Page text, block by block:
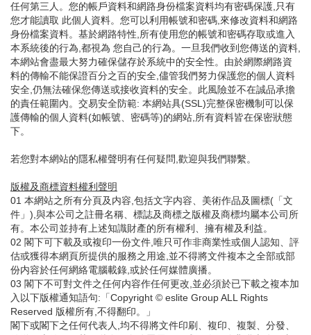
任何第三人。您的帳戶資料和網路身份檔案資料均有密碼保護,只有
您才能讀取 此個人資料。您可以利用帳號和密碼,來修改資料和網路
身份檔案資料。基於網路特性,所有使用您的帳號和密碼存取或進入
本系統後的行為,都視為 您自己的行為。一旦我們收到您傳送的資料,
本網站會盡最大努力確保儲存於系統中的安全性。由於網際網路資
料的傳輸不能保證百分之百的安全,儘管我們努力保護您的個人資料
安全,仍無法確保您傳送或接收資料的安全。此風險並不在誠品承擔
的責任範圍內。交易安全防範: 本網站具(SSL)完整保密機制可以保
護傳輸的個人資料(如帳號、密碼等)的網站,所有資料皆在保密狀態
下。
若您對本網站的隱私權聲明有任何疑問,歡迎與我們聯繫。
版權及商標資料權利聲明
01 本網站之所有分頁及内容,包括文字内容、美術作品及圖標(「文
件」),與本公司之註冊名稱、標誌及商標之版權及商標均屬本公司所
有。本公司並持有上述知識財產的所有權利、擁有權及利益。
02 閣下可下載及或複印一份文件,唯只可作非商業性或個人認知、評
估或獲得本網頁所提供的服務之用途,並不得將文件複本之全部或部
份内容於任何網絡電腦載錄,或於任何媒體廣播。
03 閣下不可對文件之任何内容作任何更改,並必須於已下載之複本加
入以下版權通知語句:「Copyright © eslite Group ALL Rights
Reserved 版權所有,不得翻印。」
閣下或閣下之任何代表人,均不得將文件印刷、複印、複製、分發、